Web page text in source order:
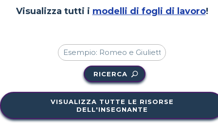
Visualizza tutti i modelli di fogli di lavoro!
RICERCA
VISUALIZZA TUTTE LE RISORSE
DELL'INSEGNANTE